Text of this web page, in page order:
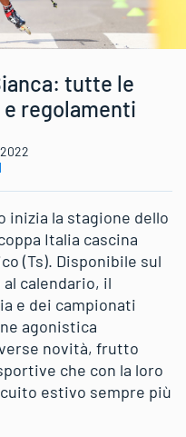
tutte le
regolamenti
inizia la stagione dello
Italia cascina
(Ts). Disponibile sul
calendario, il
e dei campionati
agonistica
novità, frutto
che con la loro
estivo sempre più